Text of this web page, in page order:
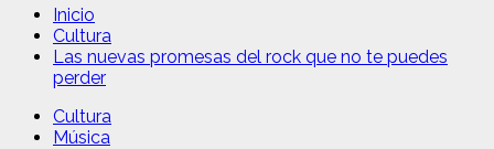
Inicio
Cultura
Las nuevas promesas del rock que no te puedes
perder
Cultura
Música